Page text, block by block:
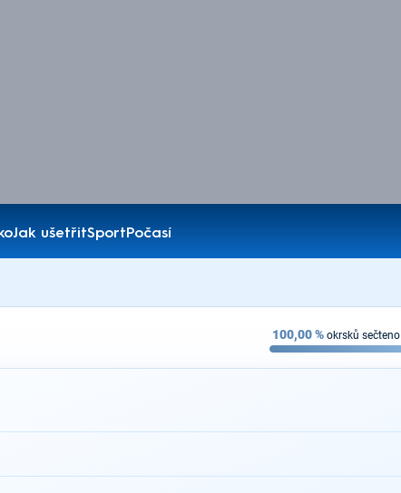
Jak ušetřitSportPočasí
100,00% okrsků sečteno